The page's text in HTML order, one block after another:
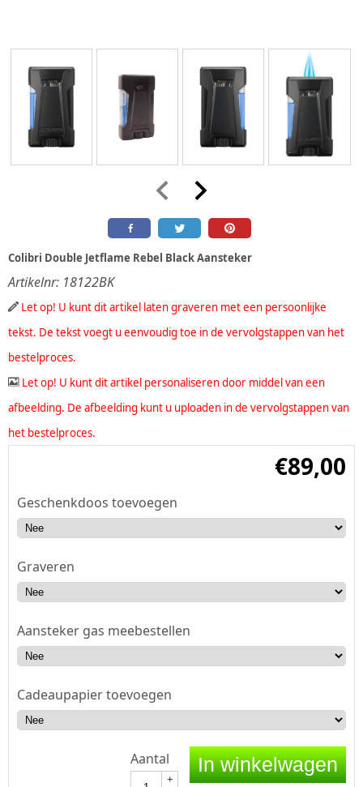
Colibri Double Jetflame Rebel Black Aansteker
Artikelnr: 18122BK
Let op! U kunt dit artikel laten graveren met een persoonlijke
tekst. De tekst voegt u eenvoudig toe in de vervolgstappen van het
bestelproces.
Let op! U kunt dit artikel personaliseren door middel van een
afbeelding. De afbeelding kunt u uploaden in de vervolgstappen van
het bestelproces.
€89,00
Geschenkdoos toevoegen
Graveren
Aansteker gas meebestellen
Cadeaupapier toevoegen
Aantal
+
In winkelwagen